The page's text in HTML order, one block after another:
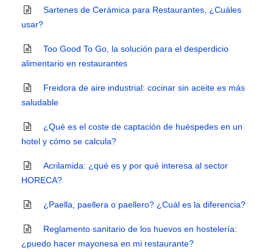
Sartenes de Cerámica para Restaurantes, ¿Cuáles
usar?
Too Good To Go, la solución para el desperdicio
alimentario en restaurantes
Freidora de aire industrial: cocinar sin aceite es más
saludable
¿Qué es el coste de captación de huéspedes en un
hotel y cómo se calcula?
Acrilamida: ¿qué es y por qué interesa al sector
HORECA?
¿Paella, paellera o paellero? ¿Cuál es la diferencia?
Reglamento sanitario de los huevos en hostelería:
¿puedo hacer mayonesa en mi restaurante?